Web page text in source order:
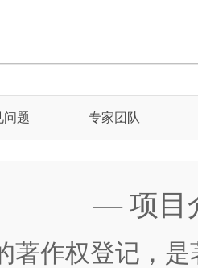
问题 专家团队
— 项目
著作权登记，